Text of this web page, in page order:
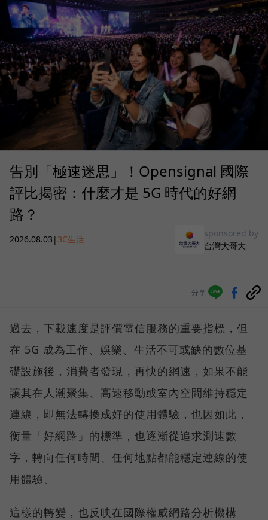
告別「極速迷思」！Opensignal 國際
評比揭密：什麼才是 5G 時代的好網
路？
2026.08.03 | 3C生活
sponsored by
台灣大哥大
分享
過去，下載速度是評價電信服務的重要指標，但
在 5G 成為工作、娛樂、生活不可或缺的數位基
礎設施後，消費者發現，再快的網速，如果不能
讓其在人潮聚集、高速移動或室內空間維持穩定
連線，即無法轉換成好的使用體驗，也因如此，
衡量「好網路」的標準，也逐漸從追求測速數
字，轉向任何時間、任何地點都能穩定連線的使
用體驗。
這樣的轉變，也反映在國際權威網路分析機構